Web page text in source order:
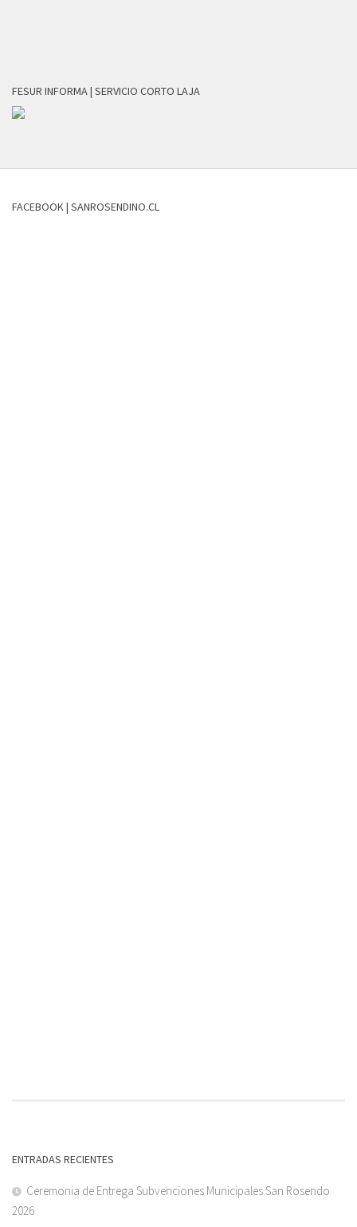
FESUR INFORMA | SERVICIO CORTO LAJA
FACEBOOK | SANROSENDINO.CL
ENTRADAS RECIENTES
Ceremonia de Entrega Subvenciones Municipales San Rosendo
2026